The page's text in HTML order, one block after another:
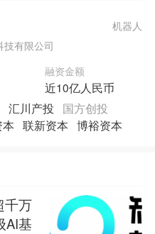
技有限公司
融资金额
近10亿人民币
机器人
汇川产投
国方创投
联新资本 博裕资本
千万
AI基